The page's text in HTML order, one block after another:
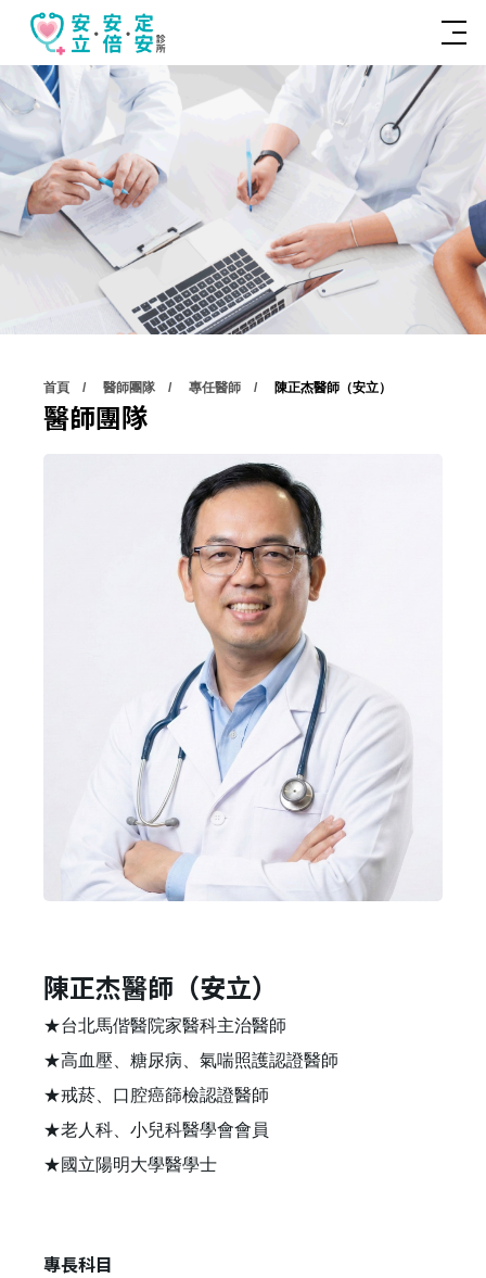
首頁 醫師團隊 專任醫師 陳正杰醫師（安立）
醫師團隊
陳正杰醫師（安立）
★台北馬偕醫院家醫科主治醫師
★高血壓、糖尿病、氣喘照護認證醫師
★戒菸、口腔癌篩檢認證醫師
★老人科、小兒科醫學會會員
★國立陽明大學醫學士
專長科目